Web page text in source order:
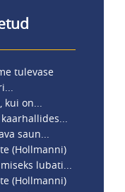
tulevase
kui on...
saun...
(Hollmanni)
lubati...
(Hollmanni)